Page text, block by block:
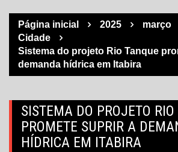
Página inicial 2025 março
Cidade
Sistema do projeto Rio Tanque
demanda hídrica em Itabira
SISTEMA DO PROJETO
PROMETE SUPRIR A
HÍDRICA EM ITABIRA